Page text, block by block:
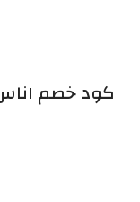
كود خصم اناس أغسطس: